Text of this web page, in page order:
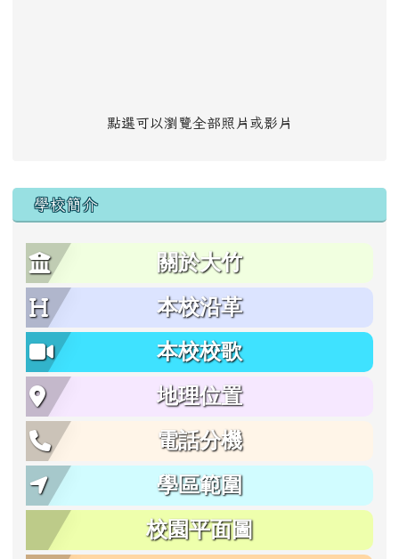
點選可以瀏覽全部照片或影片
學校簡介
關於大竹
本校沿革
本校校歌
地理位置
電話分機
學區範圍
校園平面圖